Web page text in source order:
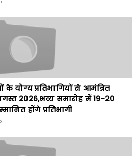
के योग्य प्रतिभागियों से आमंत्रित
2026,भव्य समारोह में 19-20
होंगे प्रतिभागी